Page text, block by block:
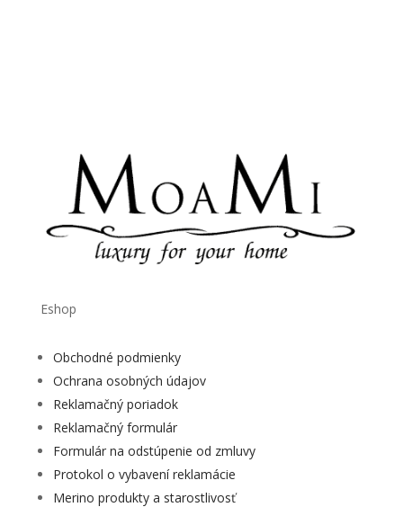
Eshop
Obchodné podmienky
Ochrana osobných údajov
Reklamačný poriadok
Reklamačný formulár
Formulár na odstúpenie od zmluvy
Protokol o vybavení reklamácie
Merino produkty a starostlivosť